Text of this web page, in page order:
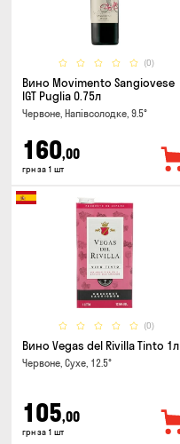
(0)
Вино Movimento Sangiovese
IGT Puglia 0.75л
Червоне, Напівсолодке, 9.5°
160,00
грн за 1 шт
(0)
Вино Vegas del Rivilla Tinto 1л
Червоне, Сухе, 12.5°
105,00
грн за 1 шт